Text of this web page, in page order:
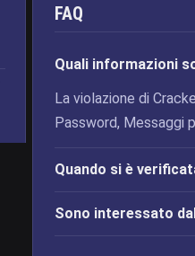
FAQ
Quali informazioni
La violazione di
Password, Messaggi
Quando si è
Sono interessato